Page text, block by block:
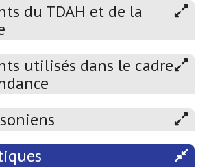
du TDAH et de la
utilisés dans le cadre